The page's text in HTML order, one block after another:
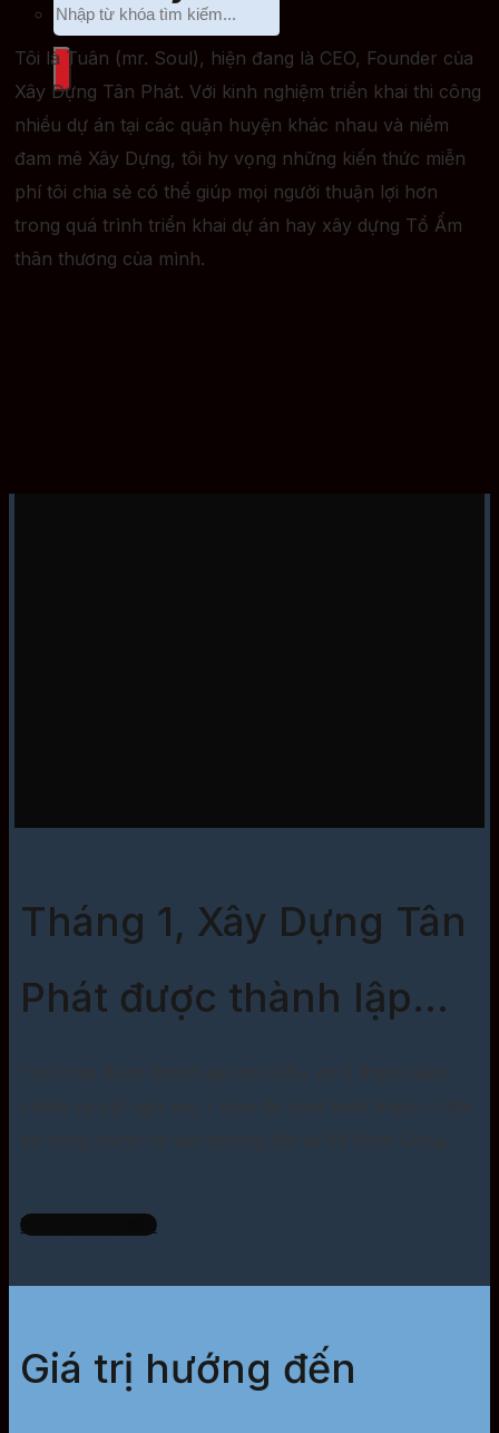
Tôi là Tuân (mr. Soul), hiện đang là CEO, Founder của
Xây Dựng Tân Phát. Với kinh nghiệm triển khai thi công
nhiều dự án tại các quận huyện khác nhau và niềm
đam mê Xây Dựng, tôi hy vọng những kiến thức miễn
phí tôi chia sẻ có thể giúp mọi người thuận lợi hơn
trong quá trình triển khai dự án hay xây dựng Tổ Ấm
thân thương của mình.
Tháng 1, Xây Dựng Tân
Phát được thành lập…
Những ngày đầu
Giá trị hướng đến